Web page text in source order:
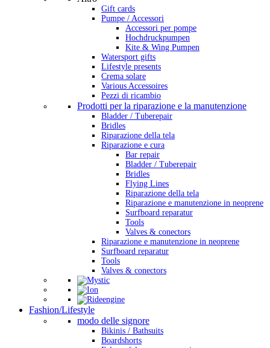
Gift cards
Pumpe / Accessori
Accessori per pompe
Hochdruckpumpen
Kite & Wing Pumpen
Watersport gifts
Lifestyle presents
Crema solare
Various Accessoires
Pezzi di ricambio
Prodotti per la riparazione e la manutenzione
Bladder / Tuberepair
Bridles
Riparazione della tela
Riparazione e cura
Bar repair
Bladder / Tuberepair
Bridles
Flying Lines
Riparazione della tela
Riparazione e manutenzione in neoprene
Surfboard reparatur
Tools
Valves & conectors
Riparazione e manutenzione in neoprene
Surfboard reparatur
Tools
Valves & conectors
Fashion/Lifestyle
modo delle signore
Bikinis / Bathsuits
Boardshorts